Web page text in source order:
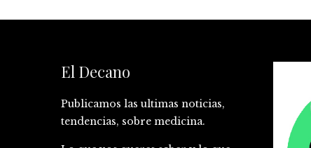
El Decano
Publicamos las ultimas noticias,
tendencias, sobre medicina.